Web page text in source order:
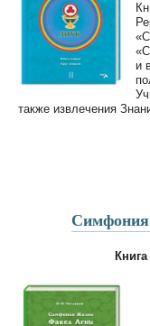
и
также извлечения